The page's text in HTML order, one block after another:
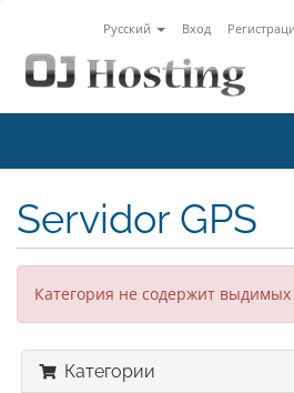
Русский Вход
Servidor GPS
Категория не содержит выдимых
Категории